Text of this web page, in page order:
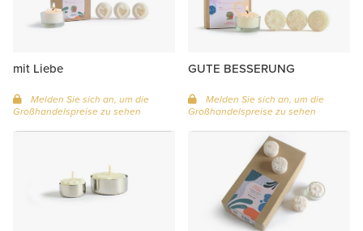
mit Liebe
Melden Sie sich an, um die
Großhandelspreise zu sehen
GUTE BESSERUNG
Melden Sie sich an, um die
Großhandelspreise zu sehen